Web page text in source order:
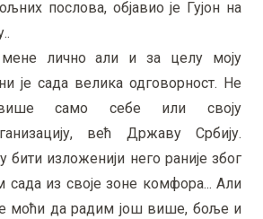
послова, објавио је Гујон на
лично али и за целу моју
је сада велика одговорност. Не
више само себе или своју
већ Државу Србију.
бити изложенији него раније због
сада из своје зоне комфора... Али
моћи да радим још више, боље и